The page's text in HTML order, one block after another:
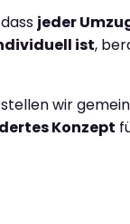
jeder
ist,
wir
Konzept